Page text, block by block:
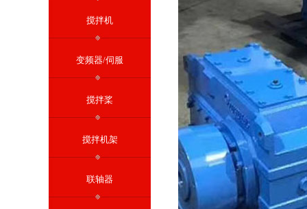
搅拌机
变频器/伺服
搅拌桨
搅拌机架
联轴器